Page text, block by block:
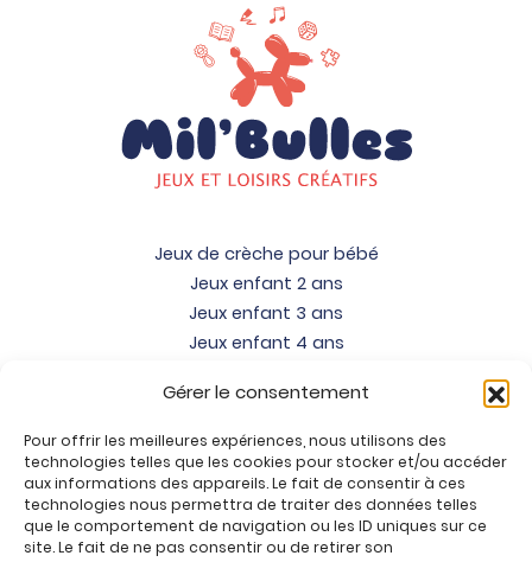
Gérer le consentement
Pour offrir les meilleures expériences, nous utilisons des
technologies telles que les cookies pour stocker et/ou accéder
aux informations des appareils. Le fait de consentir à ces
technologies nous permettra de traiter des données telles
que le comportement de navigation ou les ID uniques sur ce
site. Le fait de ne pas consentir ou de retirer son
Jeux de crèche pour bébé
Jeux enfant 2 ans
Jeux enfant 3 ans
Jeux enfant 4 ans
Jeux enfant 6 ans
Jeux enfant 7 ans
Jeux enfant 8 ans
Jeux enfant 9 ans
Jeux enfant 10 ans
Jeux enfant 11 ans